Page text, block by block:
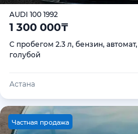
AUDI 100 1992
1 300 000₸
С пробегом 2.3 л, бензин,
голубой
Астана
Частная продажа